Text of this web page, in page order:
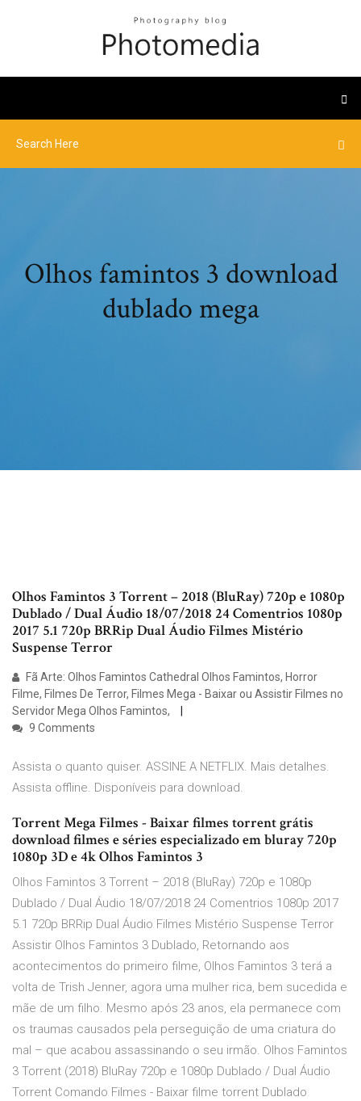
Olhos famintos 3 download
dublado mega
Olhos Famintos 3 Torrent – 2018 (BluRay) 720p e 1080p
Dublado / Dual Áudio 18/07/2018 24 Comentrios 1080p
2017 5.1 720p BRRip Dual Áudio Filmes Mistério
Suspense Terror
Fã Arte: Olhos Famintos Cathedral Olhos Famintos, Horror
Filme, Filmes De Terror, Filmes Mega - Baixar ou Assistir Filmes no
Servidor Mega Olhos Famintos,
9 Comments
Assista o quanto quiser. ASSINE A NETFLIX. Mais detalhes.
Assista offline. Disponíveis para download.
Torrent Mega Filmes - Baixar filmes torrent grátis
download filmes e séries especializado em bluray 720p
1080p 3D e 4k Olhos Famintos 3
Olhos Famintos 3 Torrent – 2018 (BluRay) 720p e 1080p
Dublado / Dual Áudio 18/07/2018 24 Comentrios 1080p 2017
5.1 720p BRRip Dual Áudio Filmes Mistério Suspense Terror
Assistir Olhos Famintos 3 Dublado, Retornando aos
acontecimentos do primeiro filme, Olhos Famintos 3 terá a
volta de Trish Jenner, agora uma mulher rica, bem sucedida e
mãe de um filho. Mesmo após 23 anos, ela permanece com
os traumas causados pela perseguição de uma criatura do
mal – que acabou assassinando o seu irmão. Olhos Famintos
3 Torrent (2018) BluRay 720p e 1080p Dublado / Dual Áudio
Torrent Comando Filmes - Baixar filme torrent Dublado